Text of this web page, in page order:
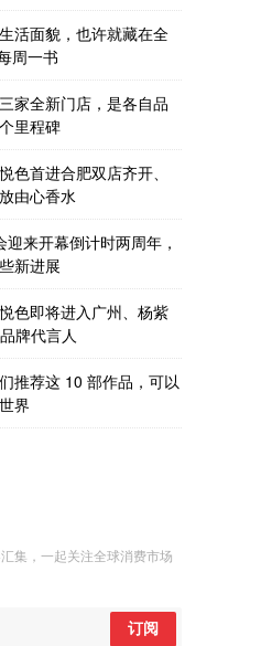
活面貌，也许就藏在全
周一书
家全新门店，是各自品
里程碑
色首进合肥双店齐开、
由心香水
来开幕倒计时两周年，
新进展
色即将进入广州、杨紫
牌代言人
推荐这 10 部作品，可以
界
集，一起关注全球消费市场